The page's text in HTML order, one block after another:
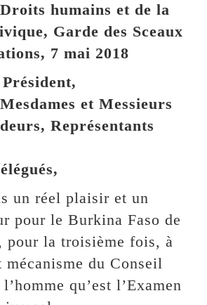
humains et de la
Garde des Sceaux
7 mai 2018
et Messieurs
Représentants
un réel plaisir et un
pour le Burkina Faso de
pour la troisième fois, à
du Conseil
qu’est l’Examen